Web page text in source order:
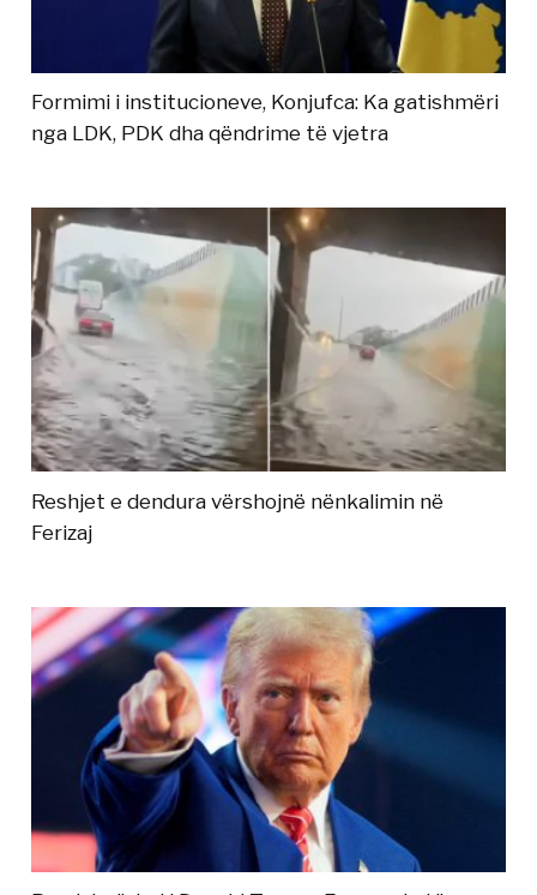
Formimi i institucioneve, Konjufca: Ka gatishmëri
nga LDK, PDK dha qëndrime të vjetra
Reshjet e dendura vërshojnë nënkalimin në
Ferizaj